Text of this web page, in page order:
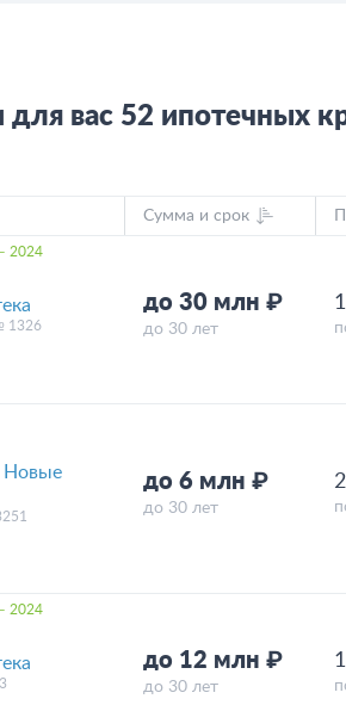
вас 52 ипотечных
Сумма и срок
2024
1326
до 30 млн ₽
до 30 лет
Новые
до 6 млн ₽
до 30 лет
2024
до 12 млн ₽
до 30 лет